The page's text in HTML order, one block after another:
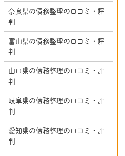
奈良県の債務整理の口コミ・評
判
富山県の債務整理の口コミ・評
判
山口県の債務整理の口コミ・評
判
岐阜県の債務整理の口コミ・評
判
愛知県の債務整理の口コミ・評
判